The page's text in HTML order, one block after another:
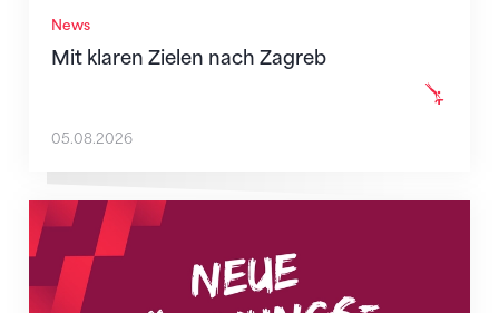
News
Mit klaren Zielen nach Zagreb
05.08.2026
Neue Empfangszeiten ab 1. August 2026